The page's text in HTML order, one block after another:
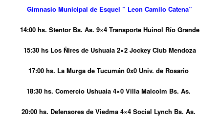
Gimnasio Municipal de Esquel ” Leon Camilo Catena”
14:00 hs. Stentor Bs. As. 9×4 Transporte Huinol Río Grande
15:30 hs Los Ñires de Ushuaia 2×2 Jockey Club Mendoza
17:00 hs. La Murga de Tucumán 0x0 Univ. de Rosario
18:30 hs. Comercio Ushuaia 4×0 Villa Malcolm Bs. As.
20:00 hs. Defensores de Viedma 4×4 Social Lynch Bs. As.